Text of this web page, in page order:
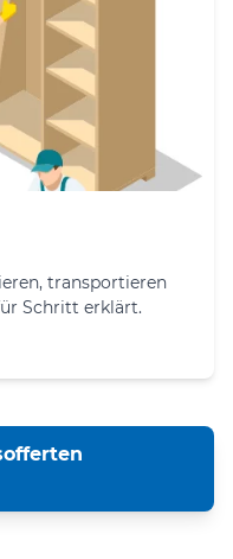
transportieren
Schritt erklärt.